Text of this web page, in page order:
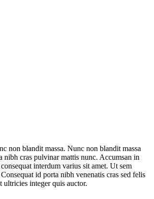
non blandit massa. Nunc non blandit massa
nibh cras pulvinar mattis nunc. Accumsan in
interdum varius sit amet. Ut sem
id porta nibh venenatis cras sed felis
ultricies integer quis auctor.